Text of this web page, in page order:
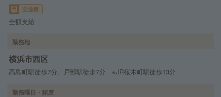
交通費
全額支給
勤務地
横浜市西区
高島町駅徒歩7分、戸部駅徒歩7分 ※JR桜木町駅徒歩13分
勤務曜日・頻度